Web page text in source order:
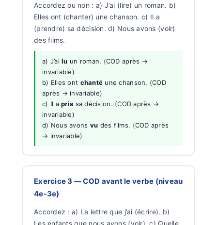
Accordez ou non : a) J’ai (lire) un roman. b)
Elles ont (chanter) une chanson. c) Il a
(prendre) sa décision. d) Nous avons (voir)
des films.
a) J’ailu un roman. (COD après →
invariable)
b) Elles ont chanté une chanson. (COD
après → invariable)
c) Il apris sa décision. (COD après →
invariable)
d) Nous avons vu des films. (COD après
→ invariable)
Exercice 3 — COD avant le verbe (niveau
4e-3e)
Accordez : a) La lettre que j’ai (écrire). b)
Les enfants que nous avons (voir). c) Quelle